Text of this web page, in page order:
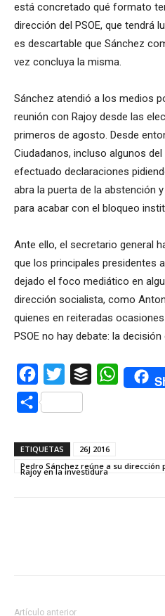
está concretado qué formato
dirección del PSOE, que tendrá
es descartable que Sánchez
vez concluya la misma.
Sánchez atendió a los medios
reunión con Rajoy desde las
primeros de agosto. Desde
Ciudadanos, incluso algunos
efectuado declaraciones
abra la puerta de la abstención
para acabar con el bloqueo
Ante ello, el secretario general
que los principales presidentes
dejado el foco mediático en
dirección socialista, como
quienes en reiteradas
PSOE no hay debate: la decisión
Facebook
Twitter Buffer WhatsApp
Compartir
ETIQUETAS
26J 2016
Pedro Sánchez reúne a su
Rajoy en la investidura
Artículo anterior